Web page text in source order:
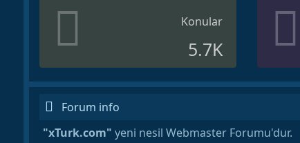
Konular
5.7K
Forum info
"xTurk.com" yeni nesil Webmaster Forumu'dur.